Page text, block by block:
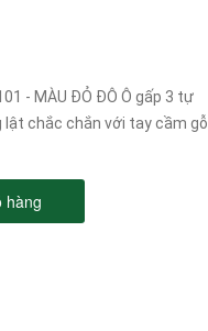
- MÀU ĐỎ ĐÔ Ô gấp 3 tự
lật chắc chắn với tay cầm gỗ
hàng